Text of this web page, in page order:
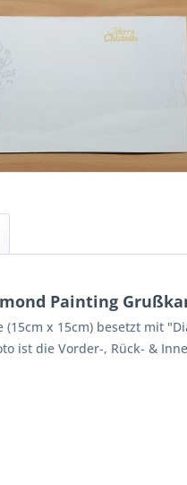
Painting
x 15cm) besetzt mit
ist die Vorder-, Rück- &